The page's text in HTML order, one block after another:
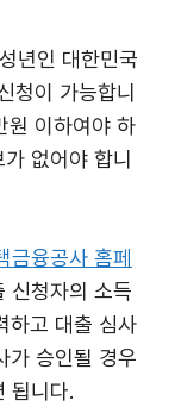
년인 대한민국
청이 가능합니
원 이하여야 하
없어야 합니
금융공사 홈페
신청자의 소득
하고 대출 심사
가 승인될 경우
됩니다.